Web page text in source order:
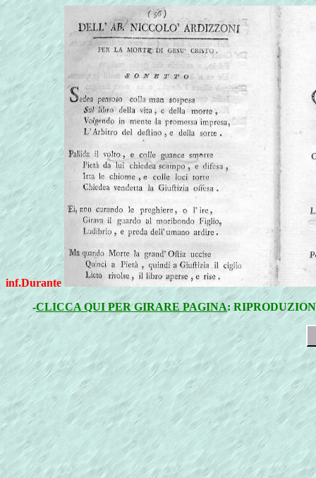
inf.Durante
-CLICCA QUI PER GIRARE PAGINA: